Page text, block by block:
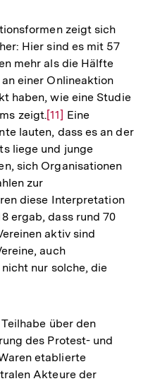
zeigt sich
Hier sind es mit 57
mehr als die Hälfte
einer Onlineaktion
haben, wie eine Studie
zeigt.Zur
Auflösung
der
Fußnote
[11] Eine
lauten, dass es an der
liege und junge
sich Organisationen
zur
diese Interpretation
ergab, dass rund 70
aktiv sind
auch
nur solche, die
über den
des Protest- und
etablierte
Akteure der